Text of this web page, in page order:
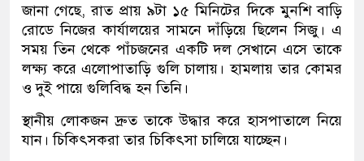
জানা গেছে, রাত প্রায় ৯টা ১৫ মিনিটের দিকে মুনশি বাড়ি
রোডে নিজের কার্যালয়ের সামনে দাঁড়িয়ে ছিলেন সিজু। এ
সময় তিন থেকে পাঁচজনের একটি দল সেখানে এসে তাকে
লক্ষ্য করে এলোপাতাড়ি গুলি চালায়। হামলায় তার কোমর
ও দুই পায়ে গুলিবিদ্ধ হন তিনি।
স্থানীয় লোকজন দ্রুত তাকে উদ্ধার করে হাসপাতালে নিয়ে
যান। চিকিৎসকরা তার চিকিৎসা চালিয়ে যাচ্ছেন।